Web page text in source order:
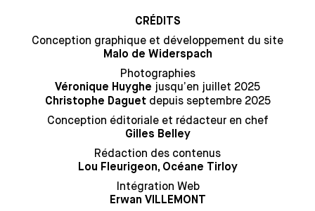
CRÉDITS
Conception graphique et développement du site
Malo de Widerspach
Photographies
Véronique Huyghe jusqu’en juillet 2025
Christophe Daguetdepuis septembre 2025
Conception éditoriale et rédacteur en chef
Gilles Belley
Rédaction des contenus
Lou Fleurigeon, Océane Tirloy
Intégration Web
Erwan VILLEMONT